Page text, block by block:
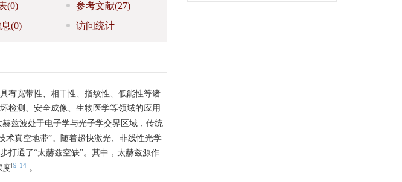
(0) 参考文献(27)
(0) 访问统计
有宽带性、相干性、指纹性、低能性等诸
检测、安全成像、生物医学等领域的应用
兹波处于电子学与光子学交界区域，传统
术真空地带”。随着超快激光、非线性光学
步打通了“太赫兹空缺”。其中，太赫兹源作
度[9-14] 。